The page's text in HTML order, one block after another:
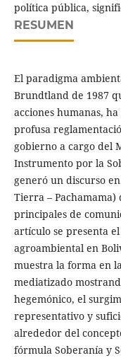
política pública,
RESUMEN
El paradigma
Brundtland de 1987
acciones humanas,
profusa
gobierno a cargo del
Instrumento por la
generó un discurso
Tierra – Pachamama)
principales de
artículo se presenta
agroambiental en
muestra la forma en
mediatizado
hegemónico, el
representativo y
alrededor del
fórmula Soberanía y